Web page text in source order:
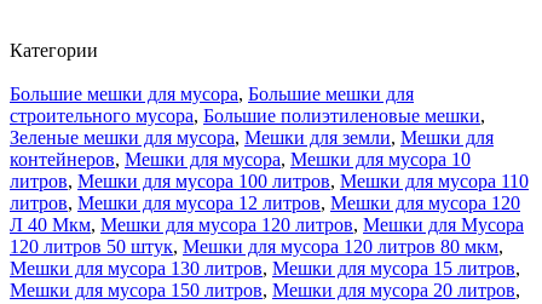
Категории
Большие мешки для мусора, Большие мешки для
строительного мусора, Большие полиэтиленовые мешки,
Зеленые мешки для мусора, Мешки для земли, Мешки для
контейнеров, Мешки для мусора, Мешки для мусора 10
литров, Мешки для мусора 100 литров, Мешки для мусора 110
литров, Мешки для мусора 12 литров, Мешки для мусора 120
Л 40 Мкм, Мешки для мусора 120 литров, Мешки для Мусора
120 литров 50 штук, Мешки для мусора 120 литров 80 мкм,
Мешки для мусора 130 литров, Мешки для мусора 15 литров,
Мешки для мусора 150 литров, Мешки для мусора 20 литров,